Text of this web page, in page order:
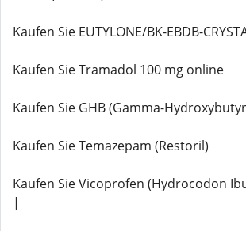
Kaufen Sie EUTYLONE/BK-EBDB-
Kaufen Sie Tramadol 100 mg online
Kaufen Sie GHB (Gamma-
Kaufen Sie Temazepam (Restoril)
Kaufen Sie Vicoprofen (Hydrocodon
|